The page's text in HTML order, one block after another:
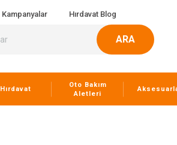
Kampanyalar Hırdavat Blog
ARA
Hırdavat
Oto Bakım
Aletleri